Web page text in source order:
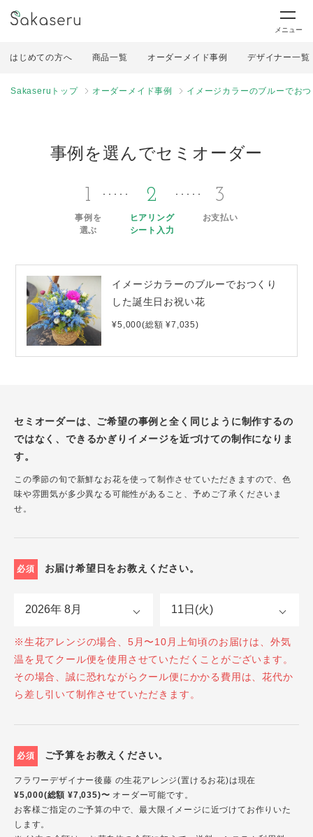
メニュー
はじめての方へ 商品一覧 オーダーメイド事例 デザイナー一覧
Sakaseruトップ オーダーメイド事例 イメージカラーのブルーでお
事例を選んでセミオーダー
1
事例を
選ぶ
2
ヒアリング
シート入力
3
お支払い
イメージカラーのブルーでおつくり
した誕生日お祝い花
¥5,000(総額 ¥7,035)
セミオーダーは、ご希望の事例と全く同じように制作するの
ではなく、できるかぎりイメージを近づけての制作になりま
す。
この季節の旬で新鮮なお花を使って制作させていただきますので、色
味や雰囲気が多少異なる可能性があること、予めご了承くださいま
せ。
必須 お届け希望日をお教えください。
※生花アレンジの場合、5月〜10月上旬頃のお届けは、外気
温を見てクール便を使用させていただくことがございます。
その場合、誠に恐れながらクール便にかかる費用は、花代か
ら差し引いて制作させていただきます。
必須 ご予算をお教えください。
フラワーデザイナー後藤 の生花アレンジ(置けるお花)は現在
¥5,000(総額 ¥7,035)〜 オーダー可能です。
お客様ご指定のご予算の中で、最大限イメージに近づけてお作りいた
します。